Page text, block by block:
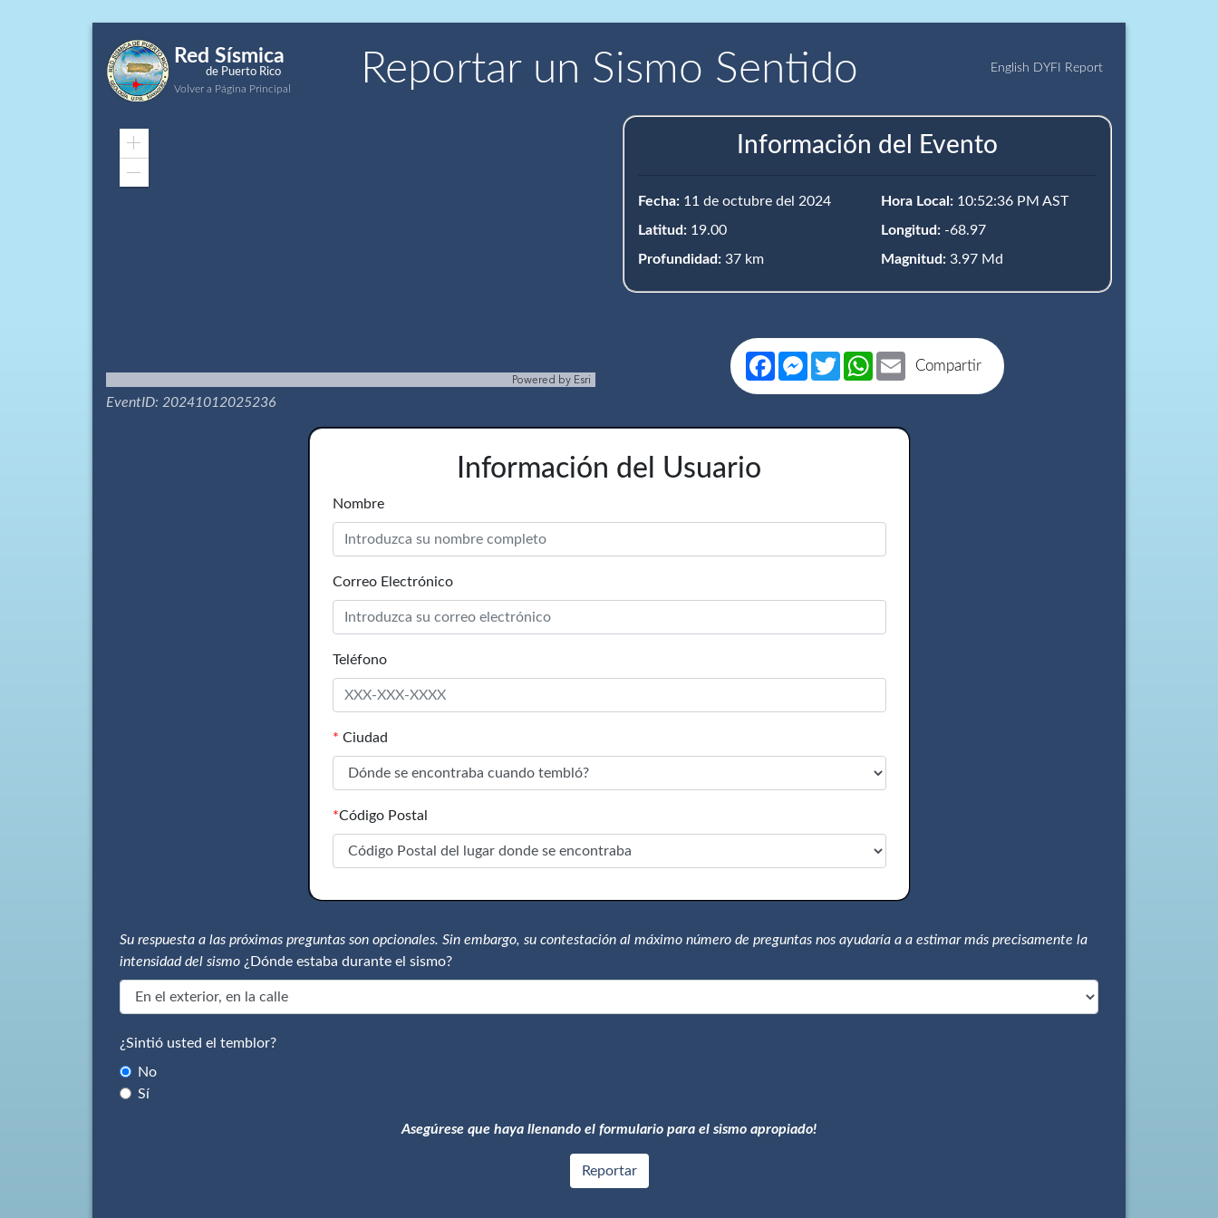
Red Sísmica
de Puerto Rico
Volver a Página Principal Reportar un Sismo Sentido English DYFI Report
Zoom
Powered by Esri
EventID: 20241012025236
Información del Evento
Fecha: 11 de octubre del 2024
Latitud: 19.00
Profundidad: 37 km
Hora Local: 10:52:36 PM AST
Longitud: -68.97
Magnitud: 3.97 Md
Compartir
FacebookMessenger
TwitterWhatsApp
Email
Información del Usuario
Nombre
Correo Electrónico
Teléfono
* Ciudad
*Código Postal
Su respuesta a las próximas preguntas son opcionales. Sin embargo, su contestación al máximo número de preguntas nos ayudaría a a estimar más precisamente la
intensidad del sismo ¿Dónde estaba durante el sismo?
¿Sintió usted el temblor?
No
Sí
Asegúrese que haya llenando el formulario para el sismo apropiado!